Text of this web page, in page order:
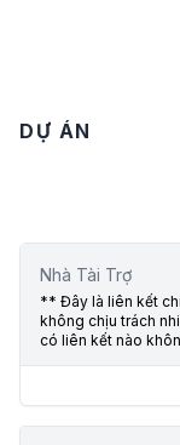
DỰ ÁN
Nhà Tài Trợ
** Đây là liên kết
không chịu trách
có liên kết nào